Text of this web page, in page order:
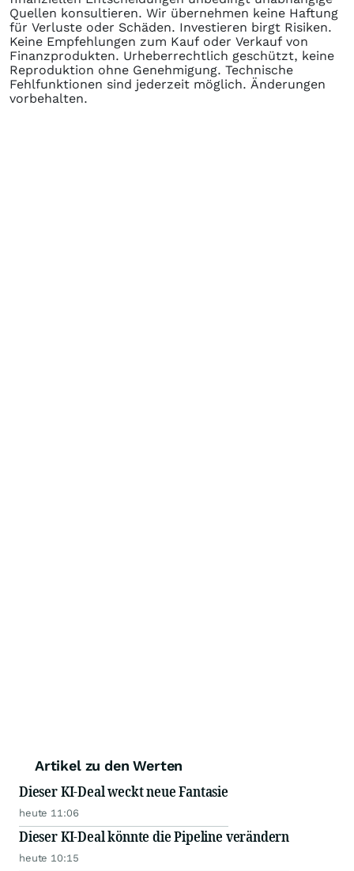
Quellen konsultieren. Wir übernehmen keine Haftung
für Verluste oder Schäden. Investieren birgt Risiken.
Keine Empfehlungen zum Kauf oder Verkauf von
Finanzprodukten. Urheberrechtlich geschützt, keine
Reproduktion ohne Genehmigung. Technische
Fehlfunktionen sind jederzeit möglich. Änderungen
vorbehalten.
Artikel zu den Werten
Dieser KI-Deal weckt neue Fantasie
heute 11:06
Dieser KI-Deal könnte die Pipeline verändern
heute 10:15